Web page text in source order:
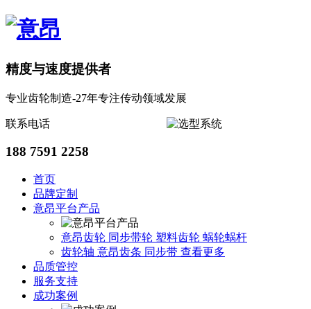
精度与速度提供者
专业齿轮制造-27年专注传动领域发展
联系电话
188 7591 2258
首页
品牌定制
意昂平台产品
意昂齿轮 同步带轮 塑料齿轮 蜗轮蜗杆
齿轮轴 意昂齿条 同步带 查看更多
品质管控
服务支持
成功案例